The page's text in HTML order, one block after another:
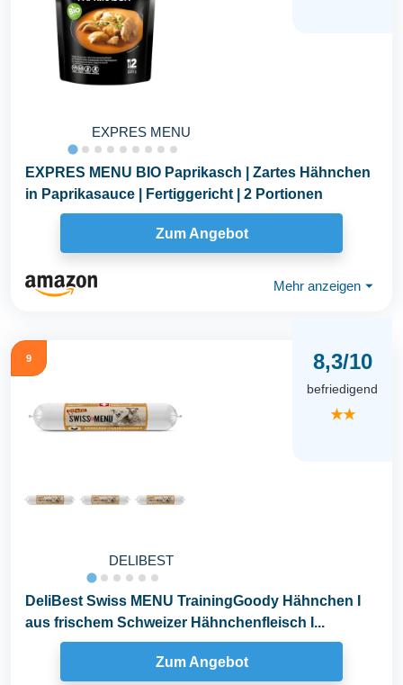
EXPRES MENU
EXPRES MENU BIO Paprikasch | Zartes Hähnchen
in Paprikasauce | Fertiggericht | 2 Portionen
Zum Angebot
Mehr anzeigen ⏷
9
DELIBEST
8,3/10
befriedigend
★★
DeliBest Swiss MENU TrainingGoody Hähnchen I
aus frischem Schweizer Hähnchenfleisch I...
Zum Angebot